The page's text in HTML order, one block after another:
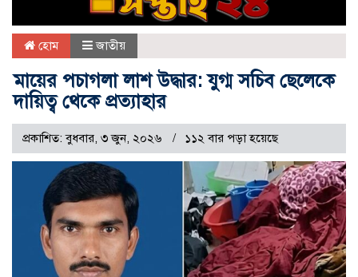
হোম জাতীয়
মায়ের পচাগলা লাশ উদ্ধার: যুগ্ম সচিব ছেলেকে
দায়িত্ব থেকে প্রত্যাহার
প্রকাশিত: বুধবার, ৩ জুন, ২০২৬ ১১২ বার পড়া হয়েছে